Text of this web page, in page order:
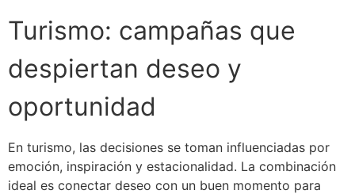
Turismo: campañas que
despiertan deseo y
oportunidad
En turismo, las decisiones se toman influenciadas por
emoción, inspiración y estacionalidad. La combinación
ideal es conectar deseo con un buen momento para